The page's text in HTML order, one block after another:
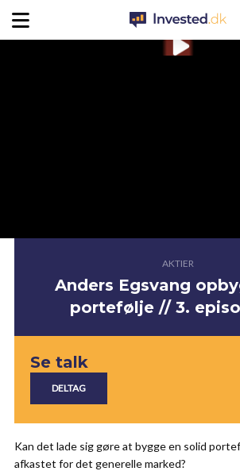
AKTIER
Anders Egsvang
portefølje // 3.
Se talk
Kan det lade sig gøre at bygge en solid
afkastet for det generelle marked?